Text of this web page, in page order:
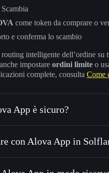
come token da comprare o
e conferma lo scambio
intelligente dell’ordine
impostare ordini limite o
complete, consulta Come
App è sicuro?
verificato
con Alova App in
wallet Solflare